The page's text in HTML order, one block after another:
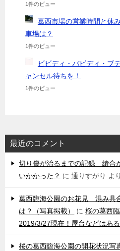
1件のビュー
葛西市場の営業時間と休
車場は？
1件のビュー
ビビディ・バビディ・ブ
ャンセル待ちを！
1件のビュー
最近のコメント
切り傷が治るまでの記録 縫合
いかかった？ に 通りすがり より
葛西臨海公園のお花見 混み具
は？（写真掲載）
に 桜の葛西
2019/3/27現在！屋台などはあ
桜の葛西臨海公園の開花状況写